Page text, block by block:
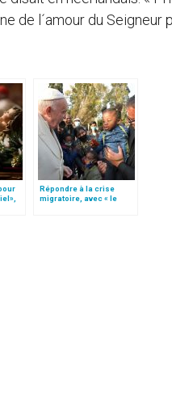
de l´amour du Seigneur
Répondre à la crise
migratoire, avec « le